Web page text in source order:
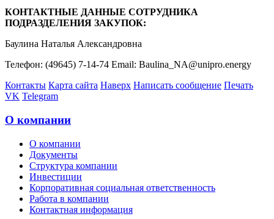
КОНТАКТНЫЕ ДАННЫЕ СОТРУДНИКА
ПОДРАЗДЕЛЕНИЯ ЗАКУПОК:
Баулина Наталья Александровна
Телефон: (49645) 7-14-74 Email: Baulina_NA@unipro.energy
Контакты Карта сайта Наверх Написать сообщение Печать
VK Telegram
О компании
О компании
Документы
Структура компании
Инвестиции
Корпоративная социальная ответственность
Работа в компании
Контактная информация